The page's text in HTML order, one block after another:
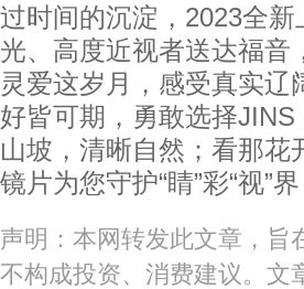
过时间的沉淀，2023全
光、高度近视者送达福音
灵爱这岁月，感受真实
好皆可期，勇敢选择
山坡，清晰自然；看那
镜片为您守护“睛”彩“视”
声明：本网转发此文章，旨
不构成投资、消费建议。文